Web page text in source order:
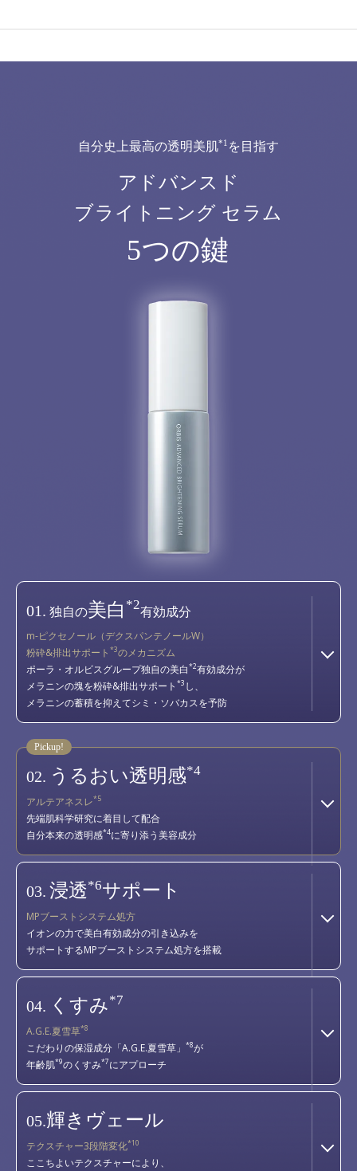
自分史上最高の透明美肌*1 を目指す
アドバンスド
ブライトニング セラム
5つの鍵
01. 独自の美白 *2有効成分
m-ピクセノール（デクスパンテノールW）
粉砕&排出サポート *3のメカニズム
ポーラ・オルビスグループ独自の美白*2有効成分が
メラニンの塊を粉砕&排出サポート *3 し、
メラニンの蓄積を抑えてシミ・ソバカスを予防
02. うるおい透明感*4
アルテアネスレ*5
先端肌科学研究に着目して配合
自分本来の透明感*4に寄り添う美容成分
03. 浸透*6サポート
MPブーストシステム処方
イオンの力で美白有効成分の引き込みを
サポートするMPブーストシステム処方を搭載
04. くすみ*7
A.G.E.夏雪草*8
こだわりの保湿成分「A.G.E.夏雪草」 *8が
年齢肌*9のくすみ*7にアプローチ
05.輝きヴェール
テクスチャー3段階変化*10
ここちよいテクスチャーにより、